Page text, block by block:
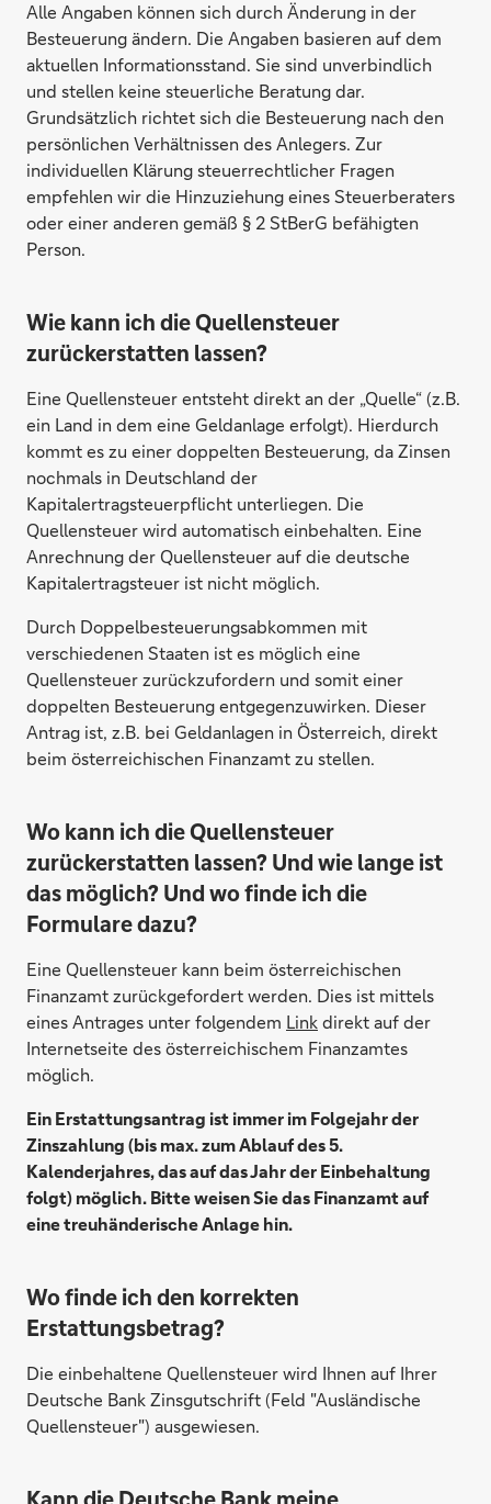
Resurs Bank AB, Schweden
Alle Angaben können sich durch Änderung in der
Besteuerung ändern. Die Angaben basieren auf dem
aktuellen Informationsstand. Sie sind unverbindlich
und stellen keine steuerliche Beratung dar.
Grundsätzlich richtet sich die Besteuerung nach den
persönlichen Verhältnissen des Anlegers. Zur
individuellen Klärung steuerrechtlicher Fragen
empfehlen wir die Hinzuziehung eines Steuerberaters
oder einer anderen gemäß § 2 StBerG befähigten
Person.
Wie kann ich die Quellensteuer
zurückerstatten lassen?
Eine Quellensteuer entsteht direkt an der „Quelle“ (z.B.
ein Land in dem eine Geldanlage erfolgt). Hierdurch
kommt es zu einer doppelten Besteuerung, da Zinsen
nochmals in Deutschland der
Kapitalertragsteuerpflicht unterliegen. Die
Quellensteuer wird automatisch einbehalten. Eine
Anrechnung der Quellensteuer auf die deutsche
Kapitalertragsteuer ist nicht möglich.
Durch Doppelbesteuerungsabkommen mit
verschiedenen Staaten ist es möglich eine
Quellensteuer zurückzufordern und somit einer
doppelten Besteuerung entgegenzuwirken. Dieser
Antrag ist, z.B. bei Geldanlagen in Österreich, direkt
beim österreichischen Finanzamt zu stellen.
Wo kann ich die Quellensteuer
zurückerstatten lassen? Und wie lange ist
das möglich? Und wo finde ich die
Formulare dazu?
Eine Quellensteuer kann beim österreichischen
Finanzamt zurückgefordert werden. Dies ist mittels
eines Antrages unter folgendem Linkdirekt auf der
Internetseite des österreichischem Finanzamtes
möglich.
Ein Erstattungsantrag ist immer im Folgejahr der
Zinszahlung (bis max. zum Ablauf des 5.
Kalenderjahres, das auf das Jahr der Einbehaltung
folgt) möglich. Bitte weisen Sie das Finanzamt auf
eine treuhänderische Anlage hin.
Wo finde ich den korrekten
Erstattungsbetrag?
Die einbehaltene Quellensteuer wird Ihnen auf Ihrer
Deutsche Bank Zinsgutschrift (Feld "Ausländische
Quellensteuer") ausgewiesen.